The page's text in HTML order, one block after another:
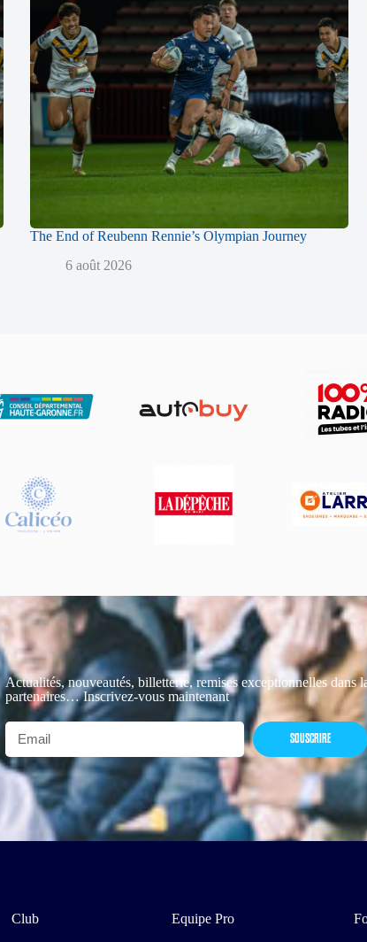
The End of Reubenn Rennie’s Olympian Journey
6 août 2026
Actualités, nouveautés, billetterie, remises exceptionnelles
partenaires… Inscrivez-vous maintenant
SOUSCRIRE
Club Equipe Pro